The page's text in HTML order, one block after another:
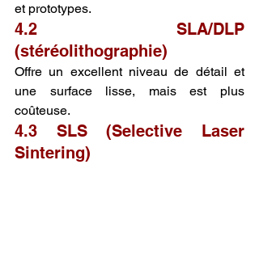
et prototypes.
4.2 SLA/DLP
(stéréolithographie)
Offre un excellent niveau de détail et
une surface lisse, mais est plus
coûteuse.
4.3 SLS (Selective Laser
Sintering)